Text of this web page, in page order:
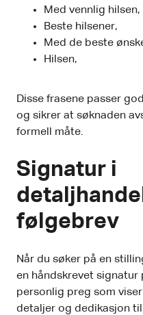
Med vennlig hilsen,
Beste hilsener,
Med de beste
Hilsen,
Disse frasene passer
og sikrer at søknaden
formell måte.
Signatur i
følgebrev
Når du søker på en
en håndskrevet
personlig preg som
detaljer og dedikasjon